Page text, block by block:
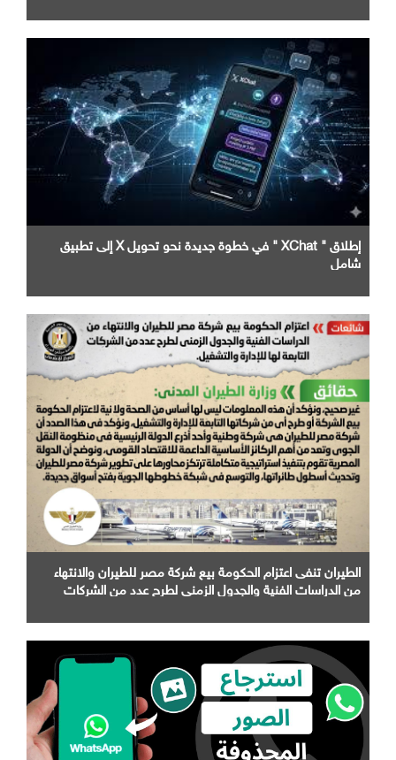
إطلاق " XChat " في خطوة جديدة نحو تحويل X إلى تطبيق
شامل
الطيران تنفى اعتزام الحكومة بيع شركة مصر للطيران والانتهاء
من الدراسات الفنية والجدول الزمني لطرح عدد من الشركات